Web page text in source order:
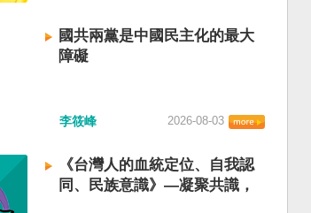
國共兩黨是中國民主化的最大
障礙
李筱峰 2026-08-03
《台灣人的血統定位、自我認
同、民族意識》—凝聚共識，